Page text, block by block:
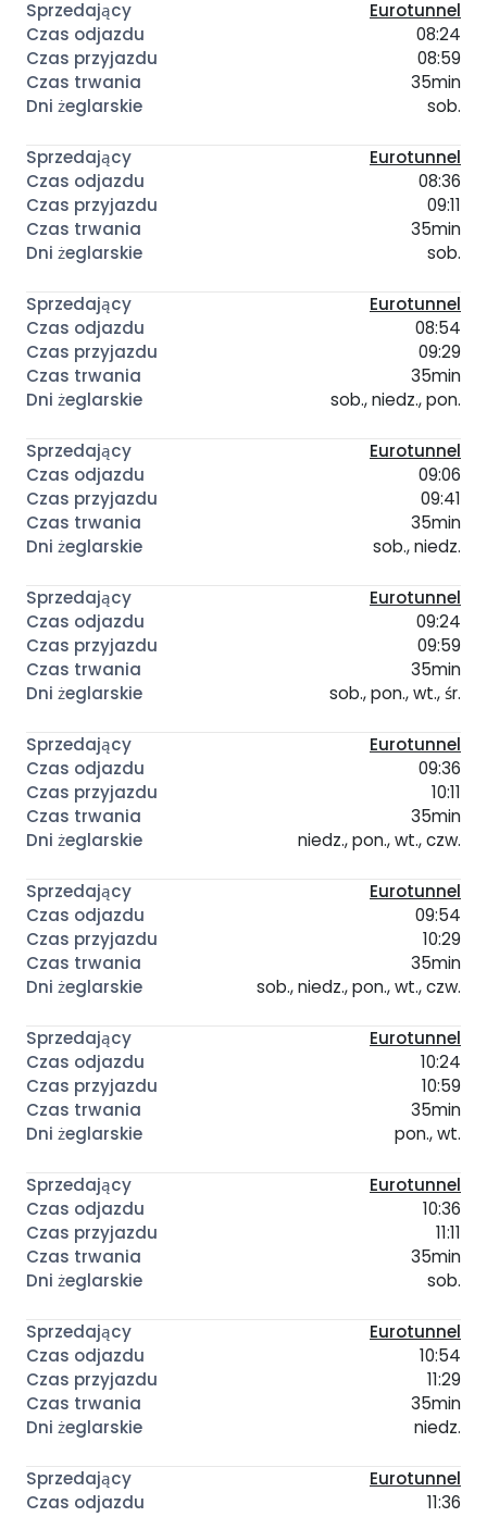
Eurotunnel
08:24
08:59
35min
sob.
Eurotunnel
08:36
09:11
35min
sob.
Eurotunnel
08:54
09:29
35min
sob., niedz., pon.
Eurotunnel
09:06
09:41
35min
sob., niedz.
Eurotunnel
09:24
09:59
35min
sob., pon., wt., śr.
Eurotunnel
09:36
10:11
35min
niedz., pon., wt., czw.
Eurotunnel
09:54
10:29
35min
sob., niedz., pon., wt., czw.
Eurotunnel
10:24
10:59
35min
pon., wt.
Eurotunnel
10:36
11:11
35min
sob.
Eurotunnel
10:54
11:29
35min
niedz.
Eurotunnel
11:36